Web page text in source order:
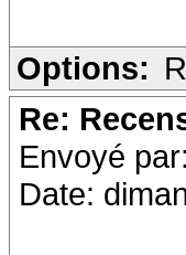
Options:
Re:
Envoyé par:
Date: